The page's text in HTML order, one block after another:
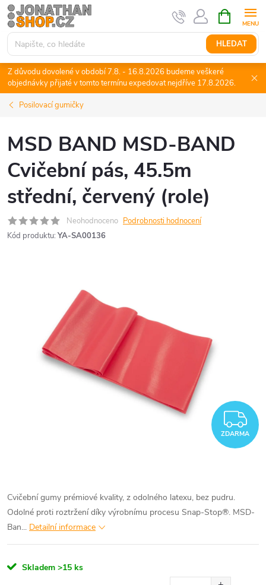
Přejít
na
obsah
HLEDAT
NÁKUPNÍ
KOŠÍK
Z důvodu dovolené v období 7.8. - 16.8.2026 budeme veškeré
objednávky přijaté v tomto termínu expedovat nejdříve 17.8.2026.
Posilovací gumičky
MSD BAND MSD-BAND
Cvičební pás, 45.5m
střední, červený (role)
Neohodnoceno Podrobnosti hodnocení
Kód produktu: YA-SA00136
ZDARMA
Cvičební gumy prémiové kvality, z odolného latexu, bez pudru.
Odolné proti roztržení díky výrobnímu procesu Snap-Stop®. MSD-
Ban... Detailní informace
Skladem >15 ks